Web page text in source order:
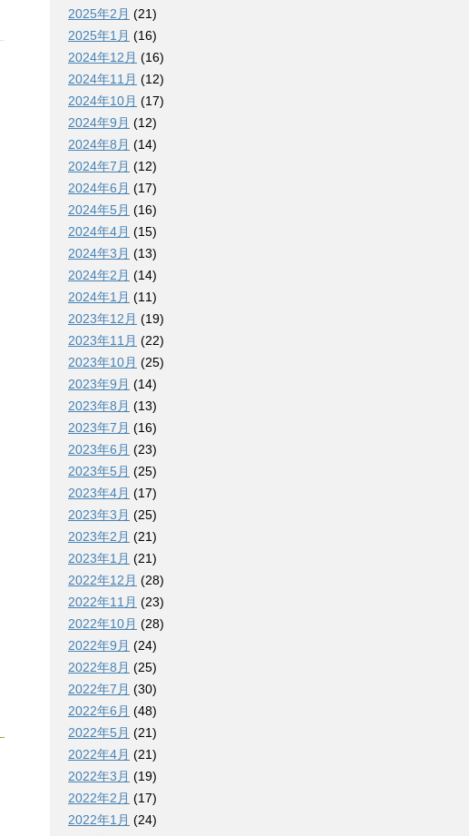
2025年2月 (21)
2025年1月 (16)
2024年12月 (16)
2024年11月 (12)
2024年10月 (17)
2024年9月 (12)
2024年8月 (14)
2024年7月 (12)
2024年6月 (17)
2024年5月 (16)
2024年4月 (15)
2024年3月 (13)
2024年2月 (14)
2024年1月 (11)
2023年12月 (19)
2023年11月 (22)
2023年10月 (25)
2023年9月 (14)
2023年8月 (13)
2023年7月 (16)
2023年6月 (23)
2023年5月 (25)
2023年4月 (17)
2023年3月 (25)
2023年2月 (21)
2023年1月 (21)
2022年12月 (28)
2022年11月 (23)
2022年10月 (28)
2022年9月 (24)
2022年8月 (25)
2022年7月 (30)
2022年6月 (48)
2022年5月 (21)
2022年4月 (21)
2022年3月 (19)
2022年2月 (17)
2022年1月 (24)